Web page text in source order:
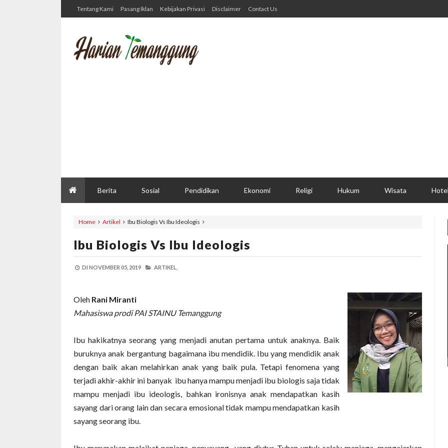
Tentang Kami Pasang Iklan Kebijakan Privasi Disclaimer Contact Us
Berita Sosial Pendidikan Ekonomi Religi Hukum Wisata Hotel
Home Artikel Ibu Biologis Vs Ibu Ideologis
Ibu Biologis Vs Ibu Ideologis
DI NOVEMBER 05, 2019 ARTIKEL,
Oleh Rani Miranti
Mahasiswa prodi PAI STAINU Temanggung
Ibu hakikatnya seorang yang menjadi anutan pertama untuk anaknya. Baik
buruknya anak bergantung bagaimana ibu mendidik. Ibu yang mendidik anak
dengan baik akan melahirkan anak yang baik pula. Tetapi fenomena yang
terjadi akhir-akhir ini banyak ibu hanya mampu menjadi ibu biologis saja tidak
mampu menjadi ibu ideologis, bahkan ironisnya anak mendapatkan kasih
sayang dari orang lain dan secara emosional tidak mampu mendapatkan kasih
sayang seorang ibu.